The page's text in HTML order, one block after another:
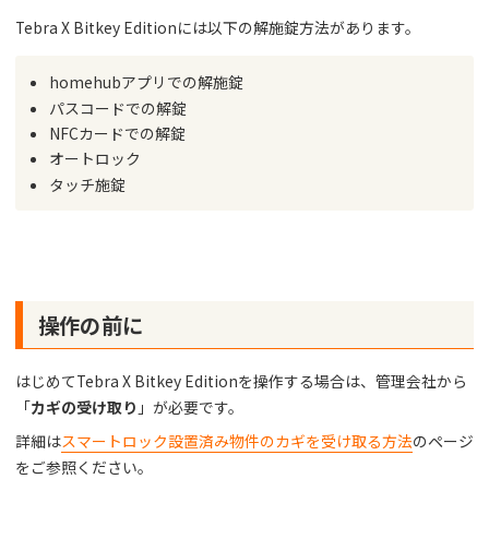
Tebra X Bitkey Editionには以下の解施錠方法があります。
homehubアプリでの解施錠
パスコードでの解錠
NFCカードでの解錠
オートロック
タッチ施錠
操作の前に
はじめてTebra X Bitkey Editionを操作する場合は、管理会社から
「カギの受け取り 」が必要です。
詳細はスマートロック設置済み物件のカギを受け取る方法のページ
をご参照ください。